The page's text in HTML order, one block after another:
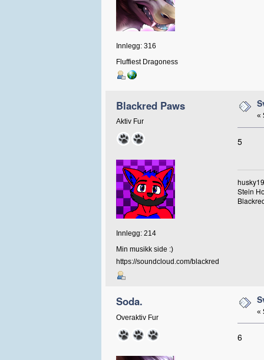
Innlegg: 316
Fluffiest Dragoness
Blackred Paws
Aktiv Fur
Innlegg: 214
Min musikk side :)
https://soundcloud.com/blackred
«
5
Stein
Soda.
Overaktiv Fur
«
6